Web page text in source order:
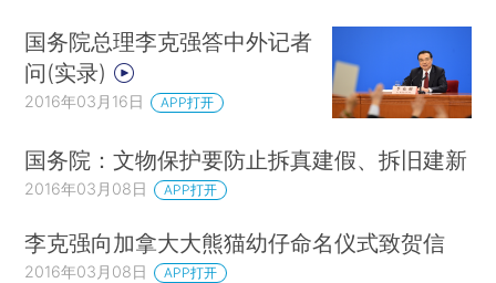
国务院总理李克强答中外记者
问(实录)
2016年03月16日 APP打开
国务院：文物保护要防止拆真建假、拆旧建新
2016年03月08日 APP打开
李克强向加拿大大熊猫幼仔命名仪式致贺信
2016年03月08日 APP打开